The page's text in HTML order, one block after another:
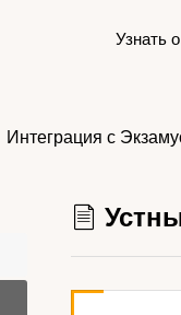
Узнать
Интеграция с